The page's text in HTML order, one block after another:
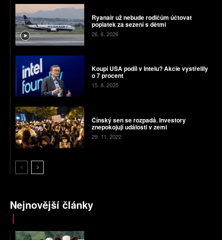
Ryanair už nebude rodičům účtovat
poplatek za sezení s dětmi
26. 6. 2026
Koupí USA podíl v Intelu? Akcie vystřelily
o 7 procent
15. 8. 2025
Čínský sen se rozpadá. Investory
znepokojují události v zemi
29. 11. 2022
Nejnovější články